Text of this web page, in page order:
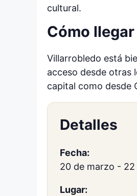
cultural.
Cómo
Villarrobledo está
acceso desde otras
capital como desde
Detalles
Fecha:
20 de marzo - 22
Lugar: